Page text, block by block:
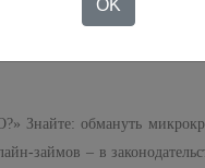
размера займа.
обмануть
займов – в
OK